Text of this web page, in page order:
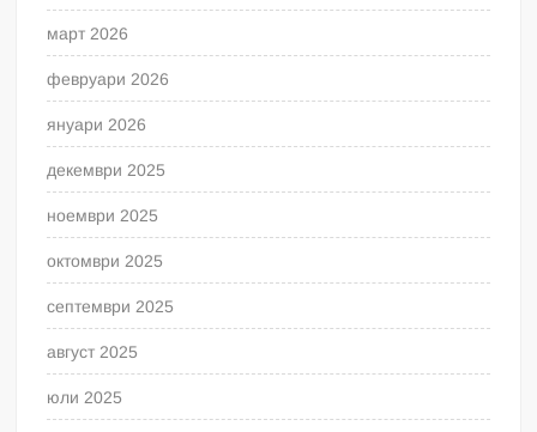
март 2026
февруари 2026
януари 2026
декември 2025
ноември 2025
октомври 2025
септември 2025
август 2025
юли 2025